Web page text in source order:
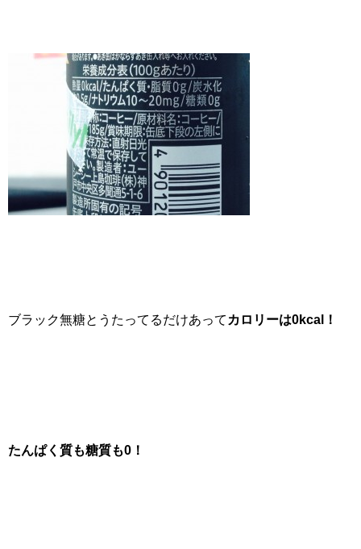
ブラック無糖とうたってるだけあって カロリーは0kcal！
たんぱく質も糖質も0！